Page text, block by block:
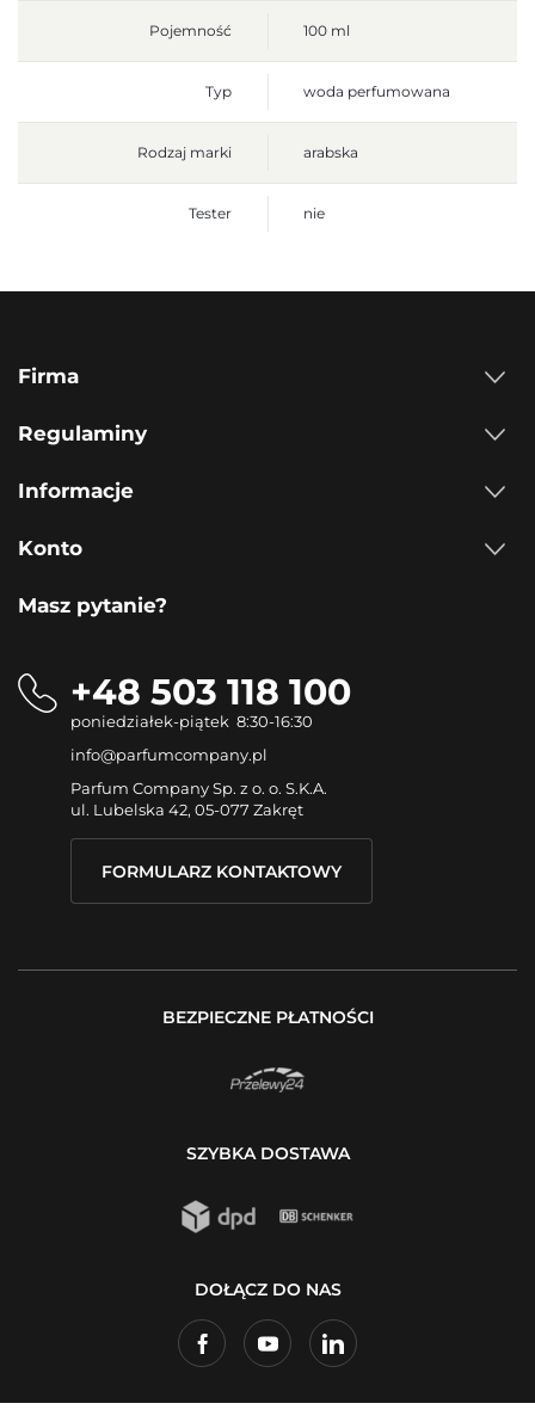
Pojemność 100 ml
Typ woda perfumowana
Rodzaj marki arabska
Tester nie
Firma
Regulaminy
Informacje
Konto
Masz pytanie?
+48 503 118 100
poniedziałek-piątek 8:30-16:30
info@parfumcompany.pl
Parfum Company Sp. z o. o. S.K.A.
ul. Lubelska 42, 05-077 Zakręt
FORMULARZ KONTAKTOWY
BEZPIECZNE PŁATNOŚCI
SZYBKA DOSTAWA
DOŁĄCZ DO NAS